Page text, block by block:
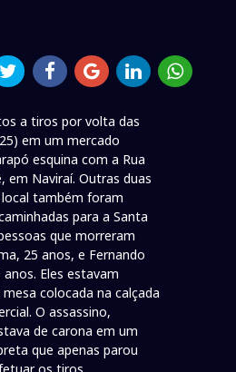
a tiros por volta das
em um mercado
esquina com a Rua
em Naviraí. Outras duas
também foram
para a Santa
que morreram
25 anos, e Fernando
Eles estavam
colocada na calçada
O assassino,
de carona em um
que apenas parou